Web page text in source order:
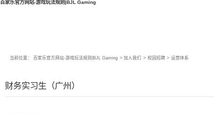
百家乐官方网站-游戏玩法规则|BJL Gaming
当前位置： 百家乐官方网站-游戏玩法规则|BJL Gaming > 加入我们 > 校园招聘 > 运营体系
财务实习生（广州）